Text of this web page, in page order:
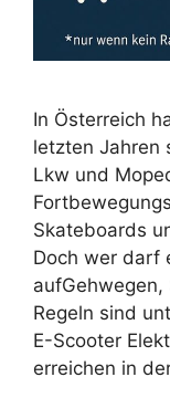
In Österreich
letzten Jahren
Lkw und
Skateboards
Doch wer darf
aufGehwegen,
Regeln sind
E-Scooter
erreichen in